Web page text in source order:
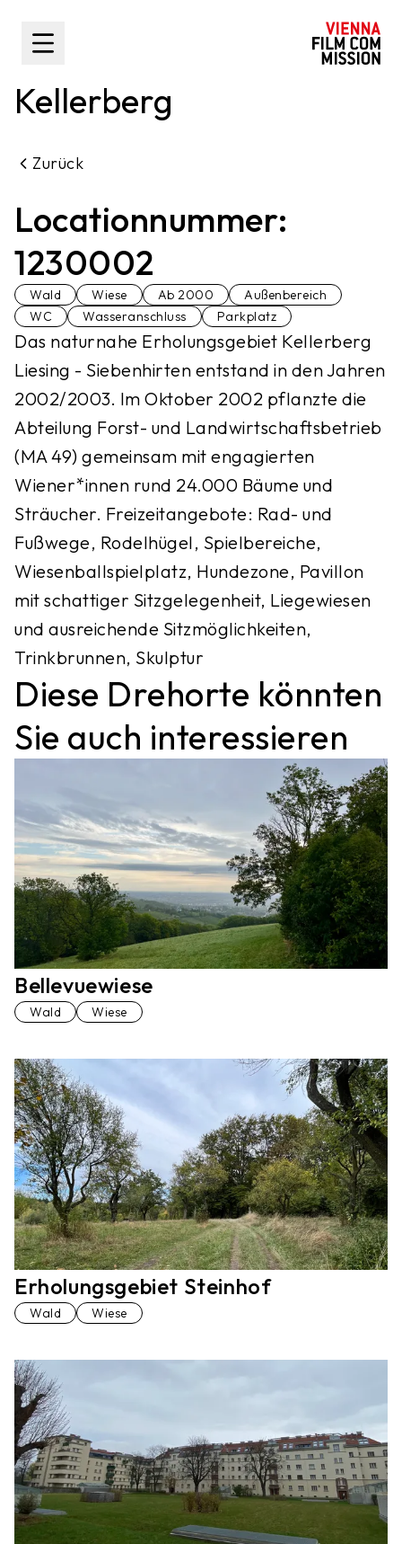
Toggle Sidebar
Kellerberg
Zurück
Locationnummer:
1230002
Wald Wiese Ab 2000
Außenbereich
WC
Wasseranschluss Parkplatz
Das naturnahe Erholungsgebiet Kellerberg
Liesing - Siebenhirten entstand in den Jahren
2002/2003. Im Oktober 2002 pflanzte die
Abteilung Forst- und Landwirtschaftsbetrieb
(MA 49) gemeinsam mit engagierten
Wiener*innen rund 24.000 Bäume und
Sträucher. Freizeitangebote: Rad- und
Fußwege, Rodelhügel, Spielbereiche,
Wiesenballspielplatz, Hundezone, Pavillon
mit schattiger Sitzgelegenheit, Liegewiesen
und ausreichende Sitzmöglichkeiten,
Trinkbrunnen, Skulptur
Diese Drehorte könnten
Sie auch interessieren
Bellevuewiese
Wald Wiese
Erholungsgebiet Steinhof
Wald Wiese